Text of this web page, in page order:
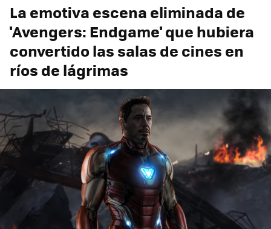
La emotiva escena eliminada de
'Avengers: Endgame' que hubiera
convertido las salas de cines en
ríos de lágrimas